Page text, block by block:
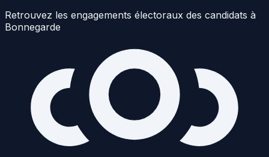
Retrouvez les engagements électoraux des candidats à
Bonnegarde